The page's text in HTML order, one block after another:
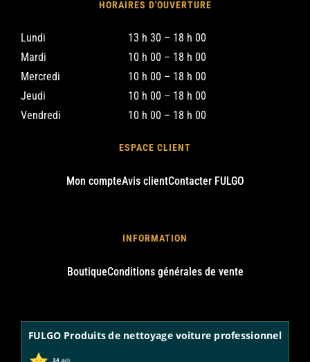
HORAIRES D'OUVERTURE
Lundi
13 h 30 – 18 h 00
Mardi
10 h 00 – 18 h 00
Mercredi
10 h 00 – 18 h 00
Jeudi
10 h 00 – 18 h 00
Vendredi
10 h 00 – 18 h 00
ESPACE CLIENT
Mon compteAvis clientContacter FULGO
INFORMATION
BoutiqueConditions générales de vente
FULGO Produits de nettoyage voiture professionnel
34avis